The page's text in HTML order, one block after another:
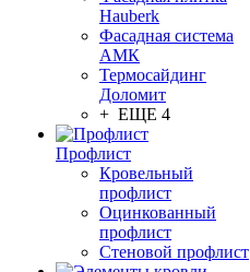
Hauberk
Фасадная система
АМК
Термосайдинг
Доломит
+ ЕЩЕ 4
Профлист
Кровельный
профлист
Оцинкованный
профлист
Стеновой профлист